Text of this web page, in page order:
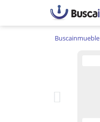
Buscainmueble